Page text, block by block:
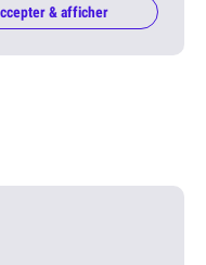
& afficher